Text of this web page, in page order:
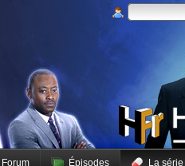
Forum Épisodes La série